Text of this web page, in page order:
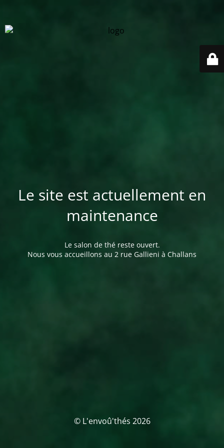
Le site est actuellement en
maintenance
Le salon de thé reste ouvert.
Nous vous accueillons au 2 rue Gallieni à Challans
© L'envoû'thés 2026